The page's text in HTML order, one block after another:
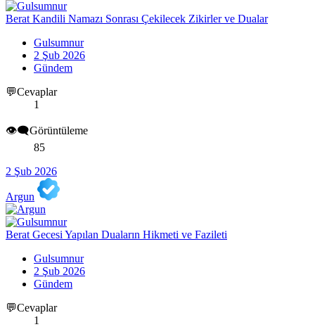
Berat Kandili Namazı Sonrası Çekilecek Zikirler ve Dualar
Gulsumnur
2 Şub 2026
Gündem
💬Cevaplar
1
👁️‍🗨️Görüntüleme
85
2 Şub 2026
Argun
Berat Gecesi Yapılan Duaların Hikmeti ve Fazileti
Gulsumnur
2 Şub 2026
Gündem
💬Cevaplar
1